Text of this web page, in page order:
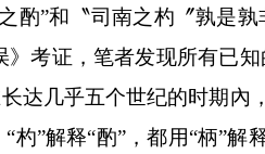
酌”和〝司南之杓〞孰是
》考证，笔者发现所有已
长达几乎五个世纪的时期內
“杓”解释“酌”，都用“柄”